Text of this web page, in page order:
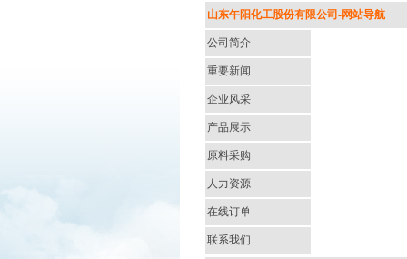
山东午阳化工股份有限公司-网站导航
公司简介
重要新闻
企业风采
产品展示
原料采购
人力资源
在线订单
联系我们